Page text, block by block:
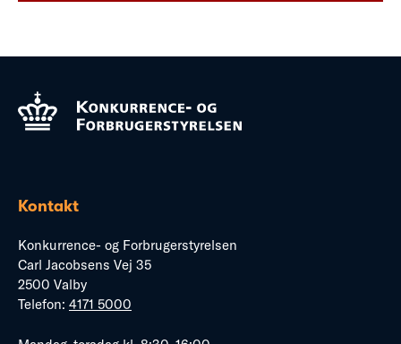
Kontakt
Konkurrence- og Forbrugerstyrelsen
Carl Jacobsens Vej 35
2500 Valby
Telefon: 4171 5000